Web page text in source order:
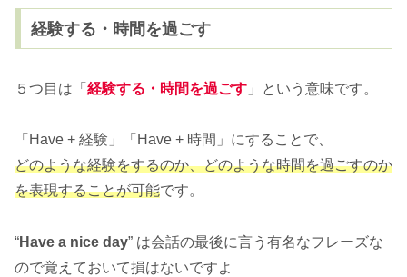
経験する・時間を過ごす
５つ目は「 経験する・時間を過ごす 」という意味です。
「Have + 経験」「Have + 時間」にすることで、
どのような経験をするのか、どのような時間を過ごすのか
を表現することが可能です。
“Have a nice day” は会話の最後に言う有名なフレーズな
ので覚えておいて損はないですよ